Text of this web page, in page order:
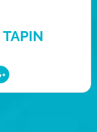
TAPIN